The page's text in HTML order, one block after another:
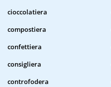
cioccolatiera
compostiera
confettiera
consigliera
controfodera